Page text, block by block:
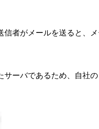
者がメールを送ると、
ーバであるため、自社